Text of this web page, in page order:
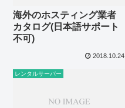
海外のホスティング業者
カタログ(日本語サポート
不可)
2018.10.24
レンタルサーバー